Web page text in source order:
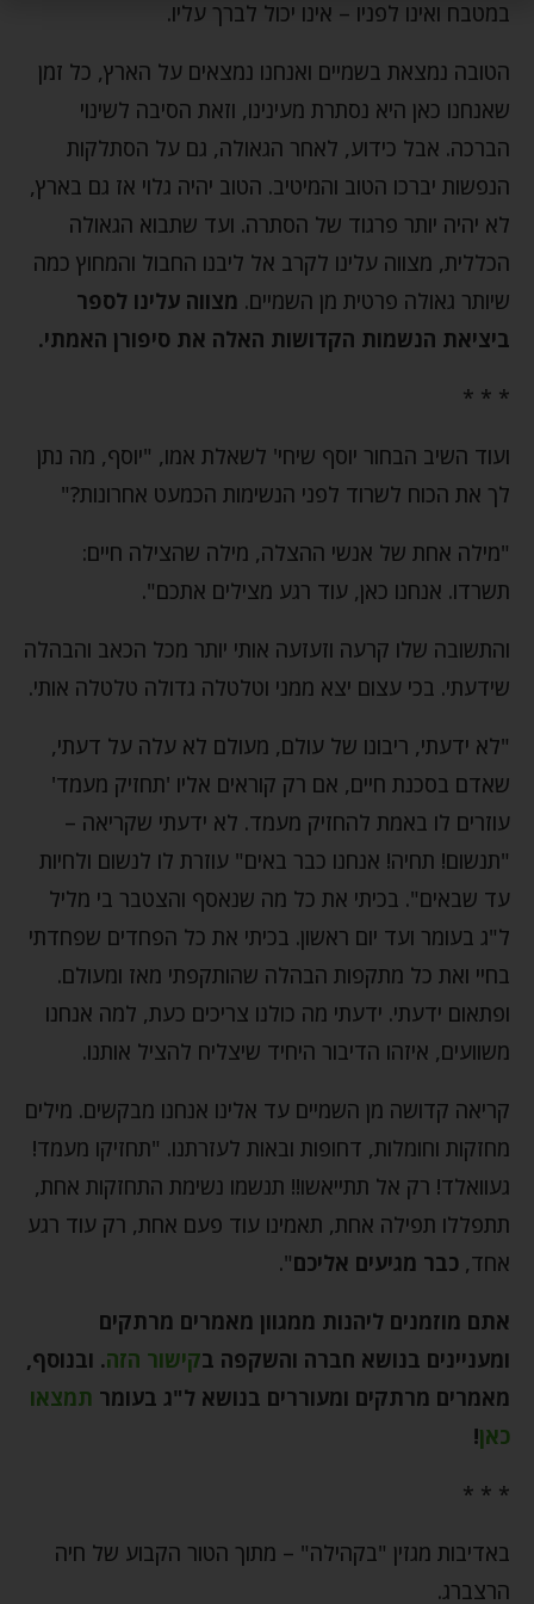
במטבח ואינו לפניו – אינו יכול לברך עליו.
הטובה נמצאת בשמיים ואנחנו נמצאים על הארץ, כל זמן
שאנחנו כאן היא נסתרת מעינינו, וזאת הסיבה לשינוי
הברכה. אבל כידוע, לאחר הגאולה, גם על הסתלקות
הנפשות יברכו הטוב והמיטיב. הטוב יהיה גלוי אז גם בארץ,
לא יהיה יותר פרגוד של הסתרה. ועד שתבוא הגאולה
הכללית, מצווה עלינו לקרב אל ליבנו החבול והמחוץ כמה
שיותר גאולה פרטית מן השמיים. מצווה עלינו לספר
ביציאת הנשמות הקדושות האלה את סיפורן האמתי.
* * *
ועוד השיב הבחור יוסף שיחי' לשאלת אמו, "יוסף, מה נתן
לך את הכוח לשרוד לפני הנשימות הכמעט אחרונות?"
"מילה אחת של אנשי ההצלה, מילה שהצילה חיים:
תשרדו. אנחנו כאן, עוד רגע מצילים אתכם".
והתשובה שלו קרעה וזעזעה אותי יותר מכל הכאב והבהלה
שידעתי. בכי עצום יצא ממני וטלטלה גדולה טלטלה אותי.
"לא ידעתי, ריבונו של עולם, מעולם לא עלה על דעתי,
שאדם בסכנת חיים, אם רק קוראים אליו 'תחזיק מעמד'
עוזרים לו באמת להחזיק מעמד. לא ידעתי שקריאה –
"תנשום! תחיה! אנחנו כבר באים" עוזרת לו לנשום ולחיות
עד שבאים". בכיתי את כל מה שנאסף והצטבר בי מליל
ל"ג בעומר ועד יום ראשון. בכיתי את כל הפחדים שפחדתי
בחיי ואת כל מתקפות הבהלה שהותקפתי מאז ומעולם.
ופתאום ידעתי. ידעתי מה כולנו צריכים כעת, למה אנחנו
משוועים, איזהו הדיבור היחיד שיצליח להציל אותנו.
קריאה קדושה מן השמיים עד אלינו אנחנו מבקשים. מילים
מחזקות וחומלות, דחופות ובאות לעזרתנו. "תחזיקו מעמד!
געוואלד! רק אל תתייאשו!! תנשמו נשימת התחזקות אחת,
תתפללו תפילה אחת, תאמינו עוד פעם אחת, רק עוד רגע
אחד, כבר מגיעים אליכם".
אתם מוזמנים ליהנות ממגוון מאמרים מרתקים
ומעניינים בנושא חברה והשקפה בקישור הזה. ובנוסף,
מאמרים מרתקים ומעוררים בנושא ל"ג בעומר תמצאו
כאן!
* * *
באדיבות מגזין "בקהילה" – מתוך הטור הקבוע של חיה
הרצברג.